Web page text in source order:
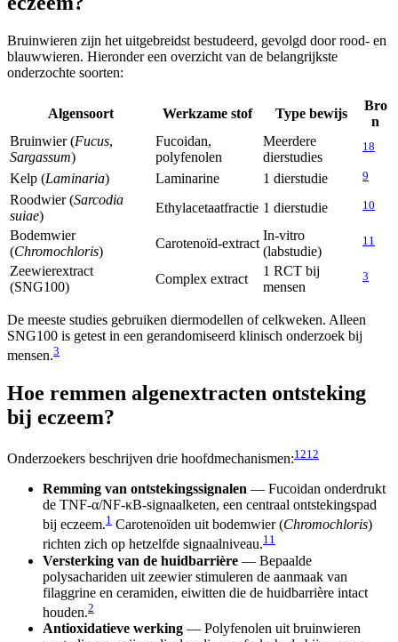
Bruinwieren zijn het uitgebreidst bestudeerd, gevolgd door rood- en
blauwwieren. Hieronder een overzicht van de belangrijkste
onderzochte soorten:
Algensoort Werkzame stof Type bewijs
Bro
n
Bruinwier (Fucus,
Sargassum)
Fucoidan,
polyfenolen
Meerdere
dierstudies
1 8
Kelp (Laminaria) Laminarine 1 dierstudie 9
Roodwier (Sarcodia
suiae)
Ethylacetaatfractie 1 dierstudie 10
Bodemwier
(Chromochloris)
Carotenoïd-extract
In-vitro
(labstudie)
11
Zeewierextract
(SNG100)
Complex extract
1 RCT bij
mensen
3
De meeste studies gebruiken diermodellen of celkweken. Alleen
SNG100 is getest in een gerandomiseerd klinisch onderzoek bij
mensen.3
Hoe remmen algenextracten ontsteking
bij eczeem?
Onderzoekers beschrijven drie hoofdmechanismen:1 212
Remming van ontstekingssignalen — Fucoidan onderdrukt
de TNF-α/NF-κB-signaalketen, een centraal ontstekingspad
bij eczeem.1 Carotenoïden uit bodemwier (Chromochloris)
richten zich op hetzelfde signaalniveau.11
Versterking van de huidbarrière — Bepaalde
polysachariden uit zeewier stimuleren de aanmaak van
filaggrine en ceramiden, eiwitten die de huidbarrière intact
houden.2
Antioxidatieve werking — Polyfenolen uit bruinwieren